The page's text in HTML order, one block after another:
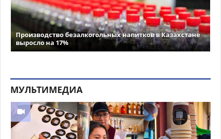
Производство безалкогольных напитков в Казахстане
выросло на 17%
МУЛЬТИМЕДИА